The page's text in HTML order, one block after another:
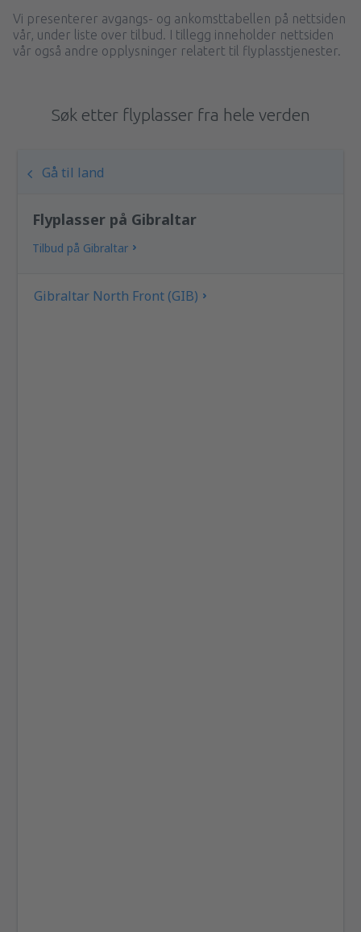
Vi presenterer avgangs- og ankomsttabellen på nettsiden
vår, under liste over tilbud. I tillegg inneholder nettsiden
vår også andre opplysninger relatert til flyplasstjenester.
Søk etter flyplasser fra hele verden
Gå til land
Flyplasser på Gibraltar
Tilbud på Gibraltar
Gibraltar North Front (GIB)